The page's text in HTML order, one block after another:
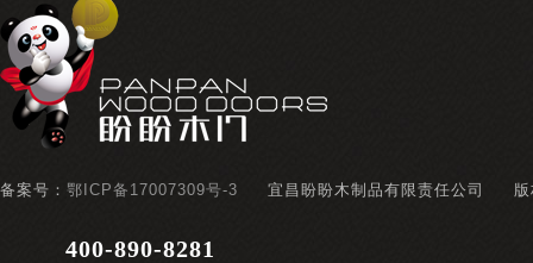
备案号： 鄂ICP备17007309号-3 宜昌盼盼木制品有限责任公司
400-890-8281